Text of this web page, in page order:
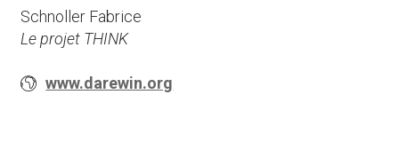
Schnoller Fabrice
Le projet THINK
www.darewin.org